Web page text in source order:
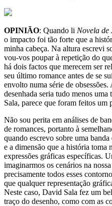
OPINIÃO: Quando li Novela de
o impacto foi tão forte que a
minha cabeça. Na altura escrevi
vou-vos poupar à repetição do
há dois factos que merecem ser
seu último romance antes de se
envolto numa série de obsessões.
desenhada seria tudo menos
Sala, parece que foram feitos um
Não sou perita em análises de
de romances, portanto à
quando escrevo sobre uma
e a dimensão que a história toma
expressões gráficas específicas.
imaginarmos os cenários na
precisamente todos esses
que qualquer representação
Neste caso, David Sala fez um
traço do desenho, como com as